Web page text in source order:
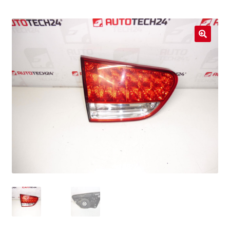
Despre noi
Finalizare comandă
Plățile